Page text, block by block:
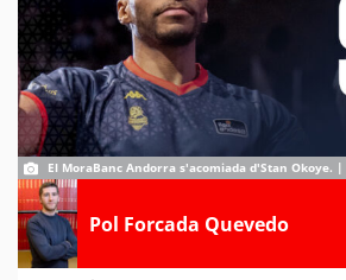
El MoraBanc Andorra s'acomiada d'Stan Okoye.
Pol Forcada Quevedo